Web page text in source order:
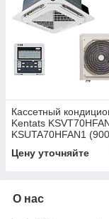
Кассетный
Kentats
KSUTA70HFAN1
Цену уточняйте
О нас